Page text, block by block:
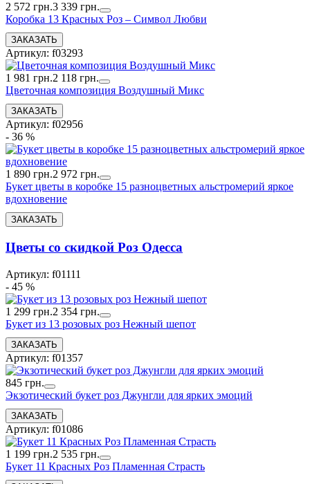
2 572 грн.3 339 грн.
Коробка 13 Красных Роз – Символ Любви
Артикул: f03293
1 981 грн.2 118 грн.
Цветочная композиция Воздушный Микс
Артикул: f02956
- 36 %
1 890 грн.2 972 грн.
Букет цветы в коробке 15 разноцветных альстромерий яркое
вдохновение
Цветы со скидкой Роз Одесса
Артикул: f01111
- 45 %
1 299 грн.2 354 грн.
Букет из 13 розовых роз Нежный шепот
Артикул: f01357
845 грн.
Экзотический букет роз Джунгли для ярких эмоций
Артикул: f01086
1 199 грн.2 535 грн.
Букет 11 Красных Роз Пламенная Страсть